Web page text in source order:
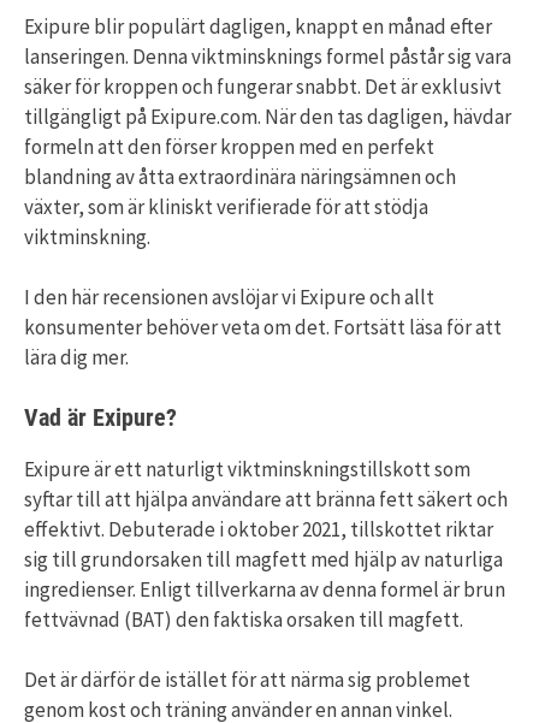
Exipure blir populärt dagligen, knappt en månad efter
lanseringen. Denna viktminsknings formel påstår sig vara
säker för kroppen och fungerar snabbt. Det är exklusivt
tillgängligt på Exipure.com. När den tas dagligen, hävdar
formeln att den förser kroppen med en perfekt
blandning av åtta extraordinära näringsämnen och
växter, som är kliniskt verifierade för att stödja
viktminskning.
I den här recensionen avslöjar vi Exipure och allt
konsumenter behöver veta om det. Fortsätt läsa för att
lära dig mer.
Vad är Exipure?
Exipure är ett naturligt viktminskningstillskott som
syftar till att hjälpa användare att bränna fett säkert och
effektivt. Debuterade i oktober 2021, tillskottet riktar
sig till grundorsaken till magfett med hjälp av naturliga
ingredienser. Enligt tillverkarna av denna formel är brun
fettvävnad (BAT) den faktiska orsaken till magfett.
Det är därför de istället för att närma sig problemet
genom kost och träning använder en annan vinkel.